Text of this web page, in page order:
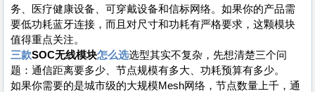
务、医疗健康设备、可穿戴设备和信标网络。如果你的产品需
要低功耗蓝牙连接，而且对尺寸和功耗有严格要求，这颗模块
值得重点关注。
三款SOC无线模块怎么选选型其实不复杂，先想清楚三个问
题：通信距离要多少、节点规模有多大、功耗预算有多少。
如果你需要的是城市级的大规模Mesh网络，节点数量上千，通